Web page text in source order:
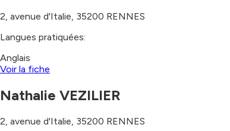
2, avenue d'Italie, 35200 RENNES
Langues pratiquées:
Anglais
Voir la fiche
Nathalie VEZILIER
2, avenue d'Italie, 35200 RENNES